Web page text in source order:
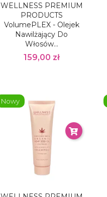
WELLNESS PREMIUM
PRODUCTS
VolumePLEX - Olejek
Nawilżający Do
Włosów...
159,00 zł
Nowy